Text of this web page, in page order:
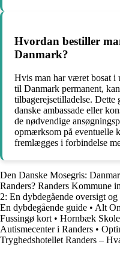
Hvordan bestiller
Danmark?
Hvis man har været bosat i
til Danmark permanent,
tilbagerejsetilladelse. Dette
danske ambassade eller
de nødvendige
opmærksom på eventuelle
fremlægges i forbindelse
Den Danske Mosegris:
Randers? Randers Kommune
2: En dybdegående oversigt
En dybdegående guide • Alt
Fussingø kort • Hornbæk
Autismecenter i Randers •
Tryghedshotellet Randers –